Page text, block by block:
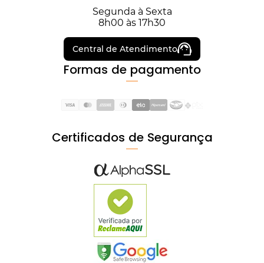
Segunda à Sexta
8h00 às 17h30
Central de Atendimento
Formas de pagamento
Certificados de Segurança